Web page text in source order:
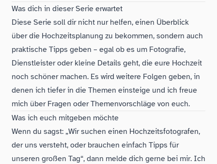
Was dich in dieser Serie erwartet
Diese Serie soll dir nicht nur helfen, einen Überblick
über die Hochzeitsplanung zu bekommen, sondern auch
praktische Tipps geben – egal ob es um Fotografie,
Dienstleister oder kleine Details geht, die eure Hochzeit
noch schöner machen. Es wird weitere Folgen geben, in
denen ich tiefer in die Themen einsteige und ich freue
mich über Fragen oder Themenvorschläge von euch.
Was ich euch mitgeben möchte
Wenn du sagst: „Wir suchen einen Hochzeitsfotografen,
der uns versteht, oder brauchen einfach Tipps für
unseren großen Tag“, dann melde dich gerne bei mir. Ich